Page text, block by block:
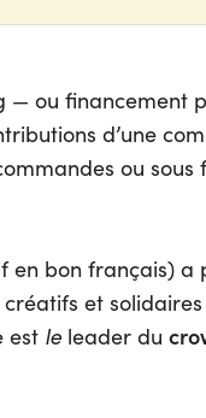
— ou financement
d’une
ou sous
en bon français) a
et
est le leader du